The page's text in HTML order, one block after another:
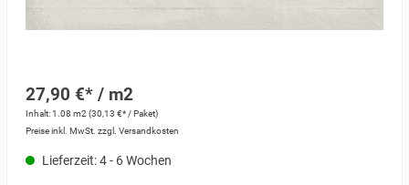
27,90 €* / m2
Inhalt:1.08 m2 (30,13 €* / Paket)
Preise inkl. MwSt. zzgl. Versandkosten
Lieferzeit: 4 - 6 Wochen